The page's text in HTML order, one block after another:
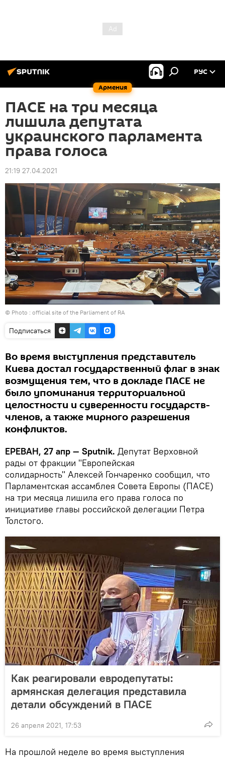
Армения
РУС
ПАСЕ на три месяца
лишила депутата
украинского парламента
права голоса
21:19 27.04.2021
© Photo : official site of the Parliament of RA
Подписаться
Во время выступления представитель
Киева достал государственный флаг в знак
возмущения тем, что в докладе ПАСЕ не
было упоминания территориальной
целостности и суверенности государств-
членов, а также мирного разрешения
конфликтов.
ЕРЕВАН, 27 апр — Sputnik. Депутат Верховной
рады от фракции "Европейская
солидарность" Алексей Гончаренко сообщил, что
Парламентская ассамблея Совета Европы (ПАСЕ)
на три месяца лишила его права голоса по
инициативе главы российской делегации Петра
Толстого.
Как реагировали евродепутаты:
армянская делегация представила
детали обсуждений в ПАСЕ
26 апреля 2021, 17:53
На прошлой неделе во время выступления